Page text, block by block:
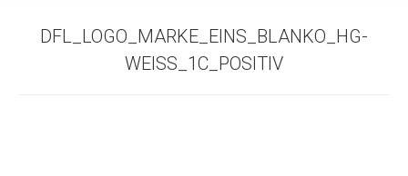
DFL_LOGO_MARKE_EINS_BLANKO_HG-
WEISS_1C_POSITIV